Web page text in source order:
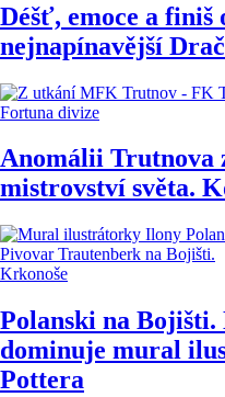
Déšť, emoce a finiš
nejnapínavější
Fortuna divize
Anomálii Trutnova
mistrovství světa.
Krkonoše
Polanski na Bojišti.
dominuje mural
Pottera